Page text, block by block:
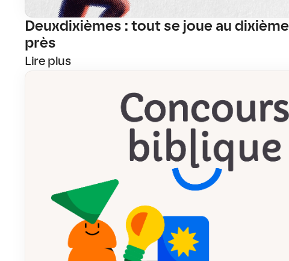
Deuxdixièmes : tout se joue au dixième
près
Lire plus